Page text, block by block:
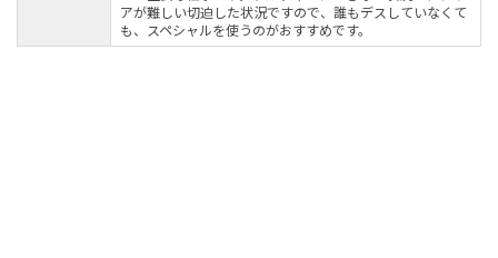
アが難しい切迫した状況ですので、誰もデスしていなくて
も、スペシャルを使うのがおすすめです。